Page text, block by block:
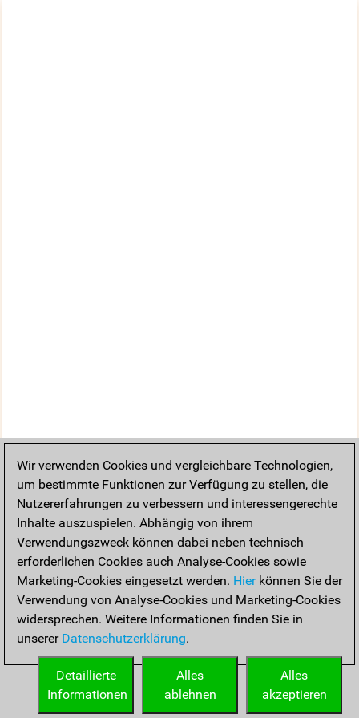
Wir verwenden Cookies und vergleichbare Technologien,
um bestimmte Funktionen zur Verfügung zu stellen, die
Nutzererfahrungen zu verbessern und interessengerechte
Inhalte auszuspielen. Abhängig von ihrem
Verwendungszweck können dabei neben technisch
erforderlichen Cookies auch Analyse-Cookies sowie
Marketing-Cookies eingesetzt werden. Hierkönnen Sie der
Verwendung von Analyse-Cookies und Marketing-Cookies
widersprechen. Weitere Informationen finden Sie in
unserer Datenschutzerklärung.
Alles
akzeptieren
Alles
ablehnen
Detaillierte
Informationen